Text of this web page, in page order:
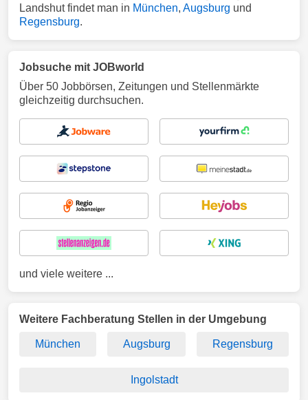
Landshut findet man in München, Augsburg und
Regensburg.
Jobsuche mit JOBworld
Über 50 Jobbörsen, Zeitungen und Stellenmärkte
gleichzeitig durchsuchen.
und viele weitere ...
Weitere Fachberatung Stellen in der Umgebung
München Augsburg Regensburg
Ingolstadt